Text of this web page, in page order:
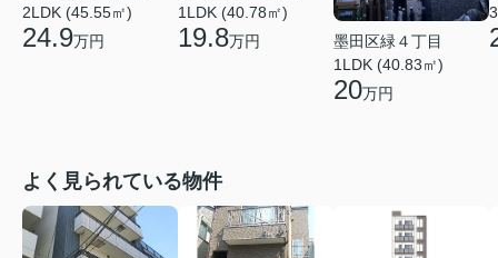
2LDK (45.55㎡)
24.9万円
1LDK (40.78㎡)
19.8万円
墨田区緑４丁目
1LDK (40.83㎡)
20万円
よく見られている物件